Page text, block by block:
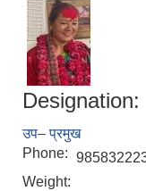
Designation:
उप– प्रमुख
Phone:
Weight: